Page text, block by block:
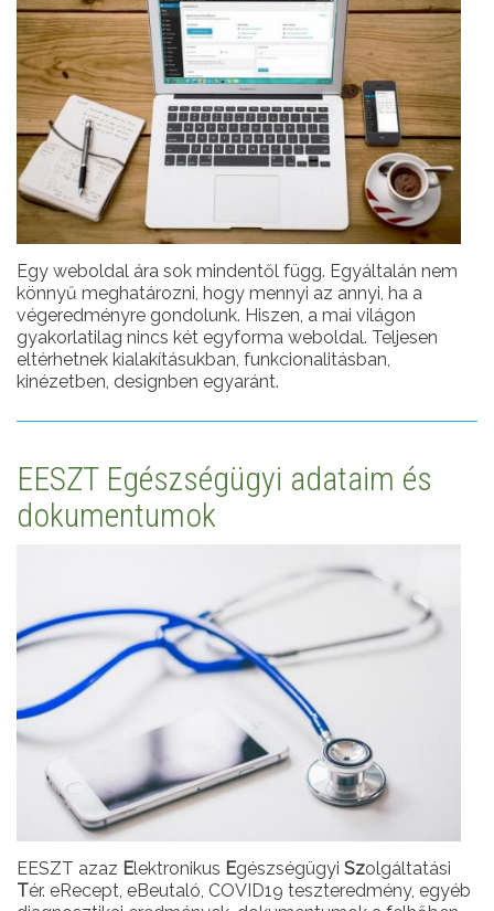
Egy weboldal ára sok mindentől függ. Egyáltalán nem
könnyű meghatározni, hogy mennyi az annyi, ha a
végeredményre gondolunk. Hiszen, a mai világon
gyakorlatilag nincs két egyforma weboldal. Teljesen
eltérhetnek kialakításukban, funkcionalitásban,
kinézetben, designben egyaránt.
EESZT Egészségügyi adataim és
dokumentumok
EESZT azaz Elektronikus Egészségügyi Szolgáltatási
Tér. eRecept, eBeutaló, COVID19 teszteredmény, egyéb